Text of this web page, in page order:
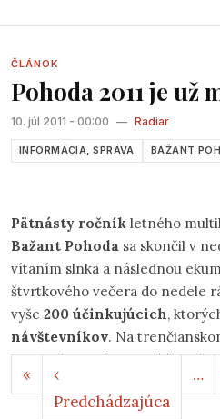
predstavia popri starých
čskoslovenského pesničkárstva
osobnosti a formácie.
ČLÁNOK
Pohoda 2011 je už
10. júl 2011 - 00:00 — Radiar
INFORMÁCIA, SPRÁVA BAŽANT
Pätnásty ročník letného
Bažant Pohoda sa skončil v
vítaním slnka a následnou
štvrtkového večera do nedele
vyše 200 účinkujúcich,
návštevníkov. Na
akoMoby, Pulp, Portishead,
Stránkovanie
« Prvá strana
‹
Predchádzajúca
…